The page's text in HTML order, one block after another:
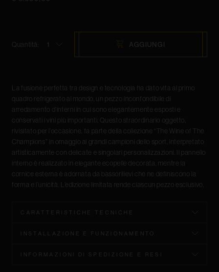
Quantità: AGGIUNGI
La fusione perfetta tra design e tecnologia ha dato vita al primo
quadro refrigerato al mondo, un pezzo inconfondibile di
arredamento d’interni in cui sono elegantemente esposti e
conservati i vini più importanti. Questo straordinario oggetto,
rivisitato per l’occasione, fa parte della collezione “The Wine of The
Champions” in omaggio ai grandi campioni dello sport, interpretato
artisticamente con delicate e singolari personalizzazioni. Il pannello
interno è realizzato in elegante ecopelle decorata, mentre la
cornice esterna è adornata da bassorilievi che ne definiscono la
forma e l’unicità. L’edizione limitata rende ciascun pezzo esclusivo.
CARATTERISTICHE TECNICHE
• Struttura in metallo verniciato a polvere • Porta in alluminio a
ecopelle • Illuminazione a led 4.000 k con intensità regolabile •
INSTALLAZIONE E FUNZIONAMENTO
Il Quadro Vino è stato progettato per essere appeso a parete. È
INFORMAZIONI DI SPEDIZIONE E RESI